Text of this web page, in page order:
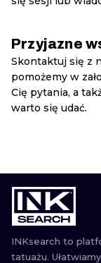
Przyjazne
Skontaktuj się z
pomożemy w
Cię pytania, a
warto się udać.
INKsearch to
tatuażu.